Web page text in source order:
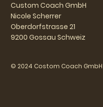
Custom Coach GmbH
Nicole Scherrer
Oberdorfstrasse 21
9200 Gossau Schweiz
© 2024 Costom Coach GmbH